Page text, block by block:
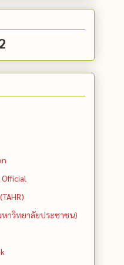
หาวิทยาลัยประชาชน)